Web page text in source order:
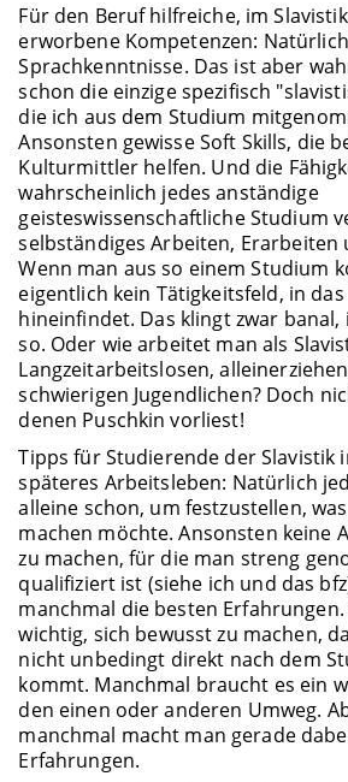
Für den Beruf hilfreiche, im
erworbene Kompetenzen:
Sprachkenntnisse. Das ist aber
schon die einzige spezifisch
die ich aus dem Studium
Ansonsten gewisse Soft Skills, die
Kulturmittler helfen. Und die
wahrscheinlich jedes anständige
geisteswissenschaftliche Studium
selbständiges Arbeiten, Erarbeiten
Wenn man aus so einem Studium
eigentlich kein Tätigkeitsfeld, in
hineinfindet. Das klingt zwar
so. Oder wie arbeitet man als
Langzeitarbeitslosen,
schwierigen Jugendlichen? Doch
denen Puschkin vorliest!
Tipps für Studierende der Slavistik
späteres Arbeitsleben: Natürlich
alleine schon, um festzustellen,
machen möchte. Ansonsten keine
zu machen, für die man streng
qualifiziert ist (siehe ich und das
manchmal die besten Erfahrungen.
wichtig, sich bewusst zu machen,
nicht unbedingt direkt nach dem
kommt. Manchmal braucht es ein
den einen oder anderen Umweg.
manchmal macht man gerade
Erfahrungen.